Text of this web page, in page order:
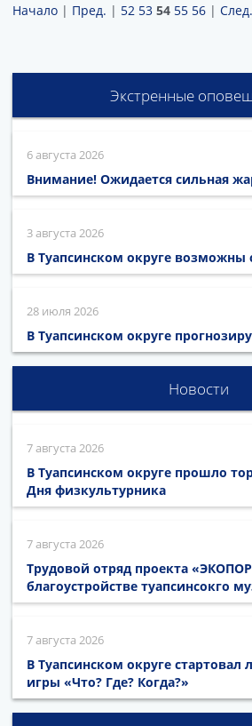
Начало | Пред. | 52 53 54 55 56 | След.
Экстренные
6 августа 2026
Внимание! Ожидается сильная
3 августа 2026
В Туапсинском округе возможны
28 июля 2026
В Туапсинском округе
Новости
7 августа 2026
В Туапсинском округе прошло
Дня физкультурника
7 августа 2026
Трудовой отряд проекта
благоустройстве туапсинсокго
7 августа 2026
В Туапсинском округе стартовал
игры «Что? Где? Когда?»